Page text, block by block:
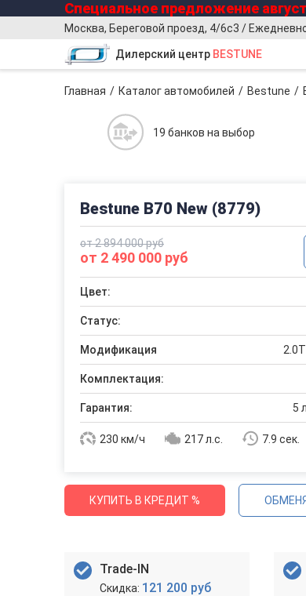
Специальное предложение
Москва, Береговой проезд, 4/6с3 /
Дилерский центр BESTUNE
Главная Каталог автомобилей Bestune
19 банков на выбор
Bestune B70 New (8779)
от 2 894 000 руб
от 2 490 000 руб
Цвет:
Статус:
Модификация
Комплектация:
Гарантия: 5
230 км/ч 217 л.с. 7.9 сек.
КУПИТЬ В КРЕДИТ %
Trade-IN
121 200 руб